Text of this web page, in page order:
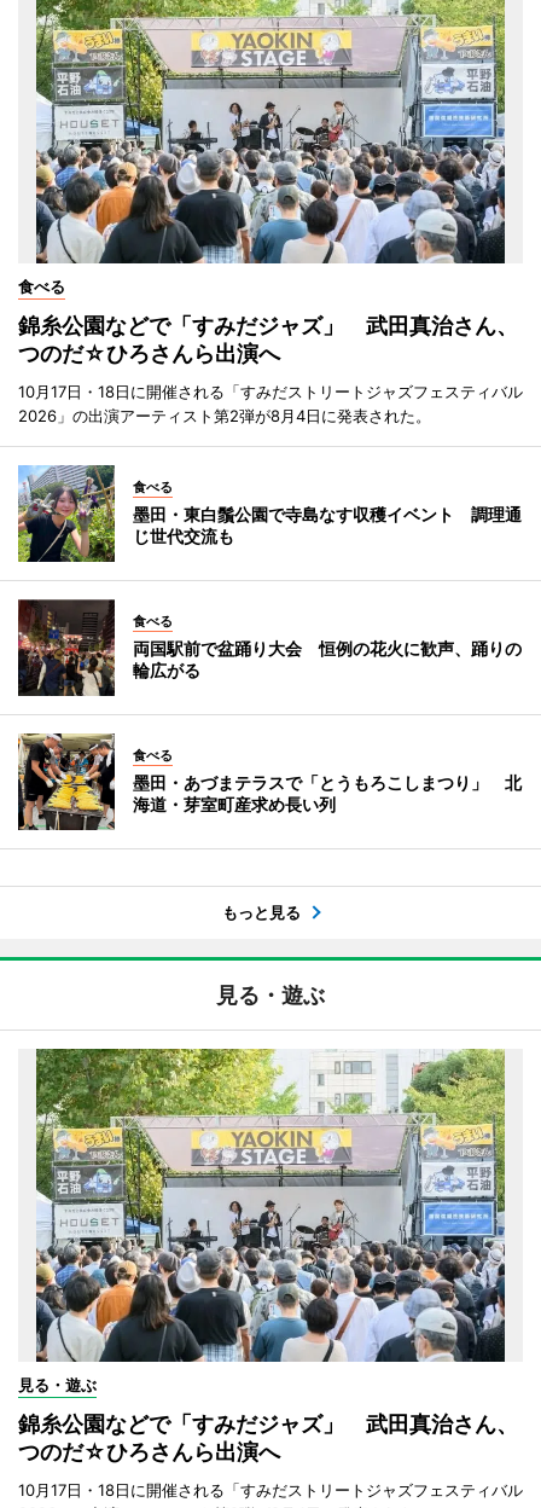
食べる
錦糸公園などで「すみだジャズ」 武田真治さん、
つのだ☆ひろさんら出演へ
10月17日・18日に開催される「すみだストリートジャズフェスティバル
2026」の出演アーティスト第2弾が8月4日に発表された。
食べる
墨田・東白鬚公園で寺島なす収穫イベント 調理通
じ世代交流も
食べる
両国駅前で盆踊り大会 恒例の花火に歓声、踊りの
輪広がる
食べる
墨田・あづまテラスで「とうもろこしまつり」 北
海道・芽室町産求め長い列
もっと見る
見る・遊ぶ
見る・遊ぶ
錦糸公園などで「すみだジャズ」 武田真治さん、
つのだ☆ひろさんら出演へ
10月17日・18日に開催される「すみだストリートジャズフェスティバル